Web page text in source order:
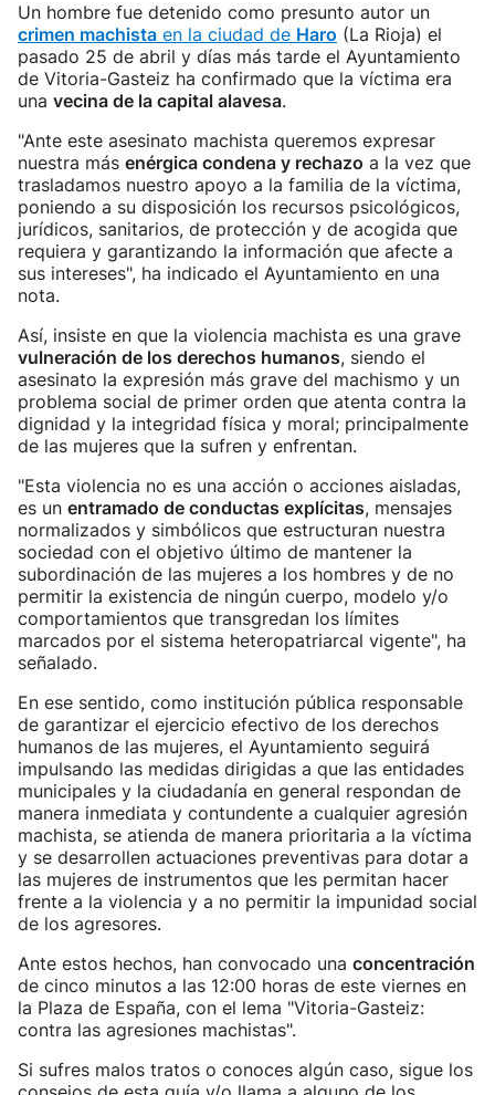
Un hombre fue detenido como presunto autor un
crimen machista en la ciudad de Haro (La Rioja) el
pasado 25 de abril y días más tarde el Ayuntamiento
de Vitoria-Gasteiz ha confirmado que la víctima era
una vecina de la capital alavesa.
"Ante este asesinato machista queremos expresar
nuestra más enérgica condena y rechazo a la vez que
trasladamos nuestro apoyo a la familia de la víctima,
poniendo a su disposición los recursos psicológicos,
jurídicos, sanitarios, de protección y de acogida que
requiera y garantizando la información que afecte a
sus intereses", ha indicado el Ayuntamiento en una
nota.
Así, insiste en que la violencia machista es una grave
vulneración de los derechos humanos, siendo el
asesinato la expresión más grave del machismo y un
problema social de primer orden que atenta contra la
dignidad y la integridad física y moral; principalmente
de las mujeres que la sufren y enfrentan.
"Esta violencia no es una acción o acciones aisladas,
es un entramado de conductas explícitas, mensajes
normalizados y simbólicos que estructuran nuestra
sociedad con el objetivo último de mantener la
subordinación de las mujeres a los hombres y de no
permitir la existencia de ningún cuerpo, modelo y/o
comportamientos que transgredan los límites
marcados por el sistema heteropatriarcal vigente", ha
señalado.
En ese sentido, como institución pública responsable
de garantizar el ejercicio efectivo de los derechos
humanos de las mujeres, el Ayuntamiento seguirá
impulsando las medidas dirigidas a que las entidades
municipales y la ciudadanía en general respondan de
manera inmediata y contundente a cualquier agresión
machista, se atienda de manera prioritaria a la víctima
y se desarrollen actuaciones preventivas para dotar a
las mujeres de instrumentos que les permitan hacer
frente a la violencia y a no permitir la impunidad social
de los agresores.
Ante estos hechos, han convocado una concentración
de cinco minutos a las 12:00 horas de este viernes en
la Plaza de España, con el lema "Vitoria-Gasteiz:
contra las agresiones machistas".
Si sufres malos tratos o conoces algún caso, sigue los